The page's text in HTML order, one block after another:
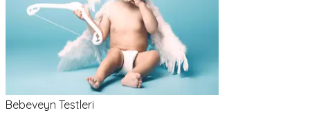
Bebeveyn Testleri